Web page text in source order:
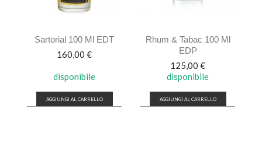
Sartorial 100 Ml EDT
Prezzo
160,00 €
disponibile
AGGIUNGI AL CARRELLO
Rhum & Tabac 100 Ml
EDP
Prezzo
125,00 €
disponibile
AGGIUNGI AL CARRELLO